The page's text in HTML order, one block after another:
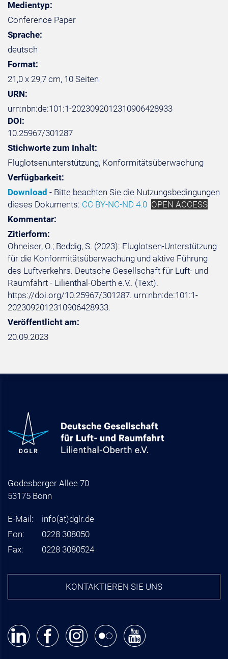
Medientyp:
Conference Paper
Sprache:
deutsch
Format:
21,0 x 29,7 cm, 10 Seiten
URN:
urn:nbn:de:101:1-2023092012310906428933
DOI:
10.25967/301287
Stichworte zum Inhalt:
Fluglotsenunterstützung, Konformitätsüberwachung
Verfügbarkeit:
Download - Bitte beachten Sie die Nutzungsbedingungen
dieses Dokuments: CC BY-NC-ND 4.0 OPEN ACCESS
Kommentar:
Zitierform:
Ohneiser, O.; Beddig, S. (2023): Fluglotsen-Unterstützung
für die Konformitätsüberwachung und aktive Führung
des Luftverkehrs. Deutsche Gesellschaft für Luft- und
Raumfahrt - Lilienthal-Oberth e.V.. (Text).
https://doi.org/10.25967/301287. urn:nbn:de:101:1-
2023092012310906428933.
Veröffentlicht am:
20.09.2023
Godesberger Allee 70
53175 Bonn
E-Mail: info(at)dglr.de
Fon:
0228 308050
Fax:
0228 3080524
KONTAKTIEREN SIE UNS